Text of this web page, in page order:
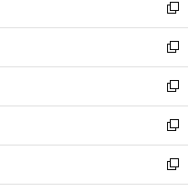
ド
ウ
で
開
く
ィ
ン
ド
ウ
で
開
く
い
ウ
ィ
ン
ド
ウ
で
開
く
新
し
い
ウ
ィ
ン
ド
ウ
で
開
新
し
い
ウ
ィ
ン
ド
ウ
新
し
い
ウ
ィ
ン
新
し
い
ウ
新
し